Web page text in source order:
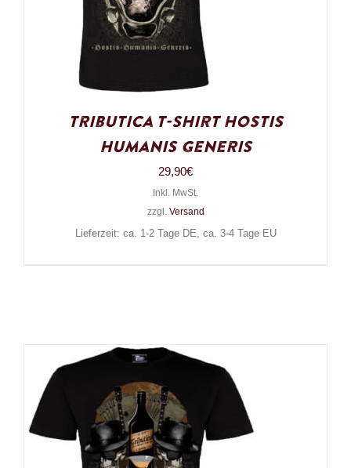
Tributica T-Shirt Hostis
Humanis Generis
29,90€
Inkl. MwSt.
zzgl. Versand
Lieferzeit: ca. 1-2 Tage DE, ca. 3-4 Tage EU